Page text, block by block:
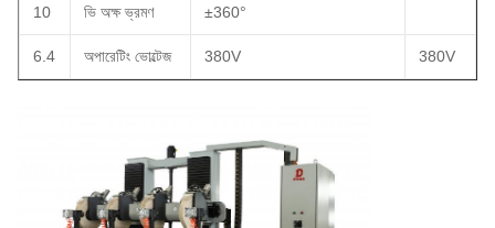
10 ভি অক্ষ ভ্রমণ ±360°
6.4 অপারেটিং ভোল্টেজ 380V 380V